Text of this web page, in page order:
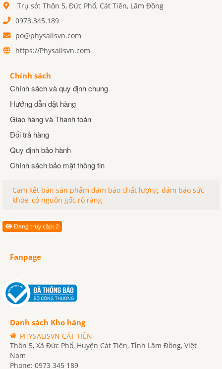
Trụ sở: Thôn 5, Đức Phổ, Cát Tiên, Lâm Đồng
0973.345.189
po@physalisvn.com
https://Physalisvn.com
Chính sách
Chính sách và quy định chung
Hướng dẫn đặt hàng
Giao hàng và Thanh toán
Đổi trả hàng
Quy định bảo hành
Chính sách bảo mật thông tin
Cam kết bán sản phẩm đảm bảo chất lượng, đảm bảo sức
khỏe, có nguồn gốc rõ ràng
Đang truy cập: 2
Fanpage
Danh sách Kho hàng
PHYSALISVN CÁT TIÊN
Thôn 5, Xã Đức Phổ, Huyện Cát Tiên, Tỉnh Lâm Đồng, Việt
Nam
Phone: 0973 345 189